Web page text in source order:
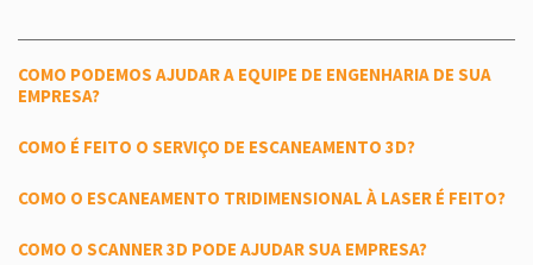
COMO PODEMOS AJUDAR A EQUIPE DE ENGENHARIA DE SUA
EMPRESA?
COMO É FEITO O SERVIÇO DE ESCANEAMENTO 3D?
COMO O ESCANEAMENTO TRIDIMENSIONAL À LASER É FEITO?
COMO O SCANNER 3D PODE AJUDAR SUA EMPRESA?